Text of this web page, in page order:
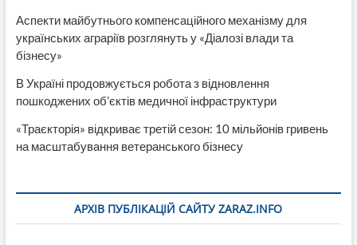
Аспекти майбутнього компенсаційного механізму для
українських аграріїв розглянуть у «Діалозі влади та
бізнесу»
В Україні продовжується робота з відновлення
пошкоджених об’єктів медичної інфраструктури
«Траєкторія» відкриває третій сезон: 10 мільйонів гривень
на масштабування ветеранського бізнесу
АРХІВ ПУБЛІКАЦІЙ САЙТУ ZARAZ.INFO